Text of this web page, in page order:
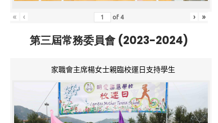
« ‹ of 4 › »
第三屆常務委員會 (2023-2024)
家職會主席楊女士親臨校運日支持學生